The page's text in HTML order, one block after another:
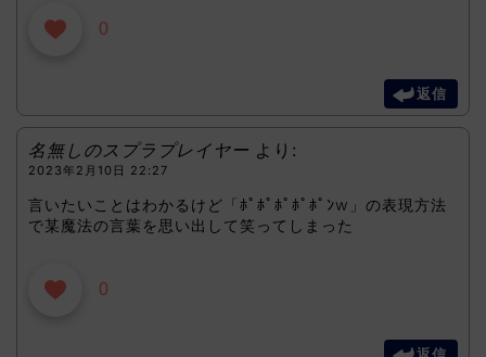
0
返信
名無しのスプラプレイヤー より:
2023年2月10日 22:27
言いたいことはわかるけど「ﾎﾟﾎﾟﾎﾟﾎﾟﾎﾟﾝw」の表現方法
で某魔法の言葉を思い出して笑ってしまった
0